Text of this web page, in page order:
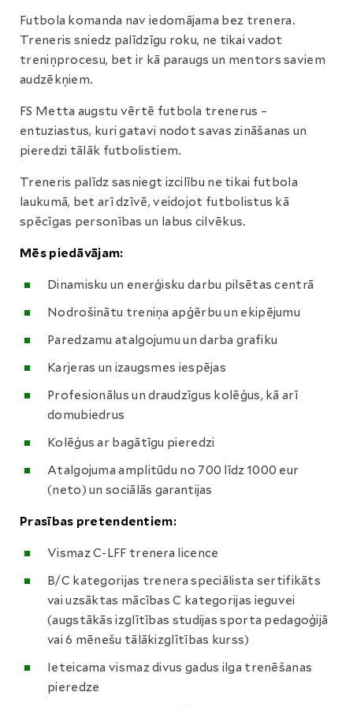
Futbola komanda nav iedomājama bez trenera.
Treneris sniedz palīdzīgu roku, ne tikai vadot
treniņprocesu, bet ir kā paraugs un mentors saviem
audzēkņiem.
FS Metta augstu vērtē futbola trenerus –
entuziastus, kuri gatavi nodot savas zināšanas un
pieredzi tālāk futbolistiem.
Treneris palīdz sasniegt izcilību ne tikai futbola
laukumā, bet arī dzīvē, veidojot futbolistus kā
spēcīgas personības un labus cilvēkus.
Mēs piedāvājam:
Dinamisku un enerģisku darbu pilsētas centrā
Nodrošinātu treniņa apģērbu un ekipējumu
Paredzamu atalgojumu un darba grafiku
Karjeras un izaugsmes iespējas
Profesionālus un draudzīgus kolēģus, kā arī
domubiedrus
Kolēģus ar bagātīgu pieredzi
Atalgojuma amplitūdu no 700 līdz 1000 eur
(neto) un sociālās garantijas
Prasības pretendentiem:
Vismaz C-LFF trenera licence
B/C kategorijas trenera speciālista sertifikāts
vai uzsāktas mācības C kategorijas ieguvei
(augstākās izglītības studijas sporta pedagoģijā
vai 6 mēnešu tālākizglītības kurss)
Ieteicama vismaz divus gadus ilga trenēšanas
pieredze